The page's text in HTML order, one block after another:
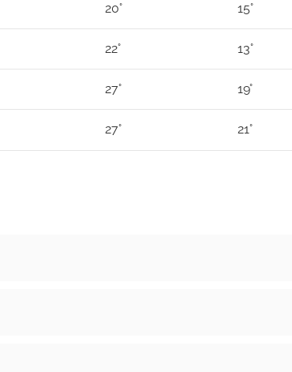
20° 15°
22° 13°
27° 19°
27° 21°